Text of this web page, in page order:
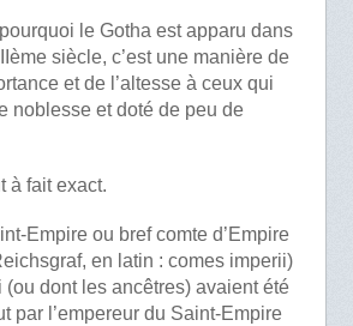
le Gotha est apparu dans
siècle, c’est une manière de
et de l’altesse à ceux qui
noblesse et doté de peu de
à fait exact.
Empire ou bref comte d’Empire
en latin : comes imperii)
(ou dont les ancêtres) avaient été
par l’empereur du Saint-Empire